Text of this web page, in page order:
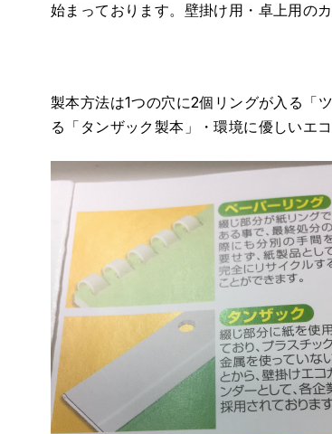
始まっております。壁掛け用・卓上用の
製本方法は1つの穴に2個リングが入る「
る「タンザック製本」・環境に優しいエ